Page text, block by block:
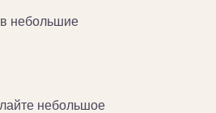
небольшие
небольшое